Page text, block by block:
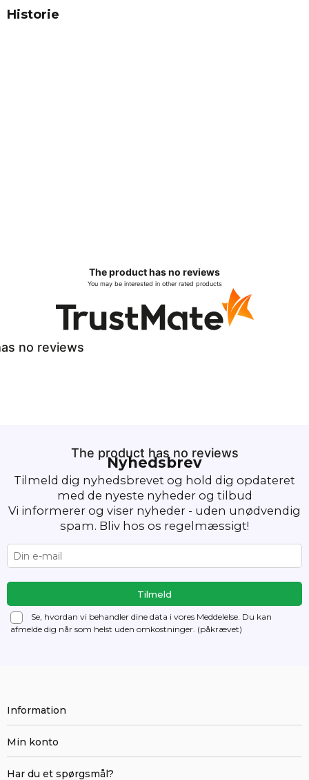
Historie
The product has no reviews
You may be interested in other rated products
no reviews
The product has no reviews
Nyhedsbrev
Tilmeld dig nyhedsbrevet og hold dig opdateret
med de nyeste nyheder og tilbud
Vi informerer og viser nyheder - uden unødvendig
spam. Bliv hos os regelmæssigt!
Se, hvordan vi behandler dine data i vores Meddelelse. Du kan
afmelde dig når som helst uden omkostninger. (påkrævet)
Information
Min konto
Har du et spørgsmål?